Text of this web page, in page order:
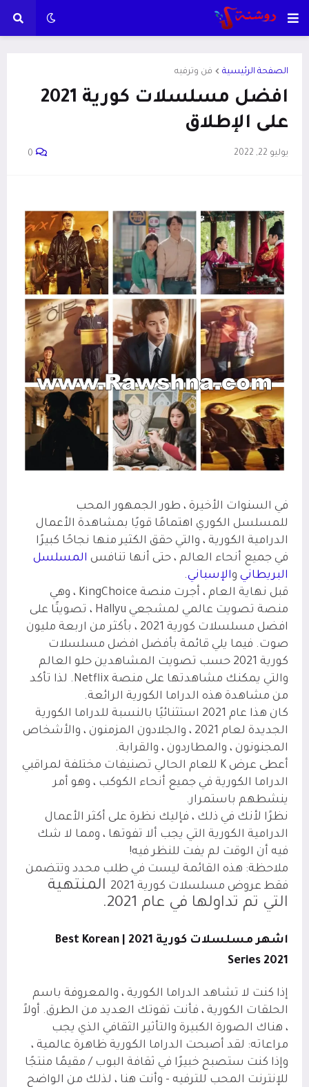
الصفحة الرئيسية فن وترفيه
افضل مسلسلات كورية 2021
على الإطلاق
يوليو 22, 2022 0
في السنوات الأخيرة ، طور الجمهور المحب
للمسلسل الكوري اهتمامًا قويًا بمشاهدة الأعمال
الدرامية الكورية ، والتي حقق الكثير منها نجاحًا كبيرًا
في جميع أنحاء العالم ، حتى أنها تنافس المسلسل
البريطاني والإسباني.
قبل نهاية العام ، أجرت منصة KingChoice ، وهي
منصة تصويت عالمي لمشجعي Hallyu ، تصويتًا على
افضل مسلسلات كورية 2021 ، بأكثر من اربعة مليون
صوت. فيما يلي قائمة بأفضل افضل مسلسلات
كورية 2021 حسب تصويت المشاهدين حلو العالم
والتي يمكنك مشاهدتها على منصة Netflix. لذا تأكد
من مشاهدة هذه الدراما الكورية الرائعة.
كان هذا عام 2021 استثنائيًا بالنسبة للدراما الكورية
الجديدة لعام 2021 ، والجلادون المزمنون ، والأشخاص
المجنونون ، والمطاردون ، والقرابة.
أعطى عرض K للعام الحالي تصنيفات مختلفة لمراقبي
الدراما الكورية في جميع أنحاء الكوكب ، وهو أمر
ينشطهم باستمرار.
نظرًا لأنك في ذلك ، فإليك نظرة على أكثر الأعمال
الدرامية الكورية التي يجب ألا تفوتها ، ومما لا شك
فيه أن الوقت لم يفت للنظر فيه!
ملاحظة: هذه القائمة ليست في طلب محدد وتتضمن
فقط عروض مسلسلات كورية 2021
المنتهية
التي تم تداولها في عام 2021.
اشهر مسلسلات كورية 2021 |
Best Korean
Series 2021
إذا كنت لا تشاهد الدراما الكورية ، والمعروفة باسم
الحلقات الكورية ، فأنت تفوتك العديد من الطرق. أولاً
، هناك الصورة الكبيرة والتأثير الثقافي الذي يجب
مراعاته: لقد أصبحت الدراما الكورية ظاهرة عالمية ،
وإذا كنت ستصبح خبيرًا في ثقافة البوب ​​/ مقيمًا منتجًا
للإنترنت المحب للترفيه - وأنت هنا ، لذلك من الواضح